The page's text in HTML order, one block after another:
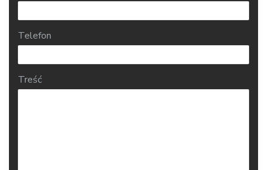
Telefon
Treść